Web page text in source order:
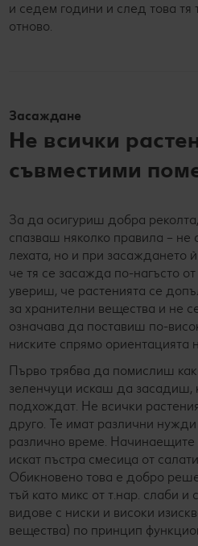
и седем години и след това тя
отново.
Засаждане
Не всички
съвместими
За да осигуриш добра
спазваш няколко правила – не
лехата, но и при засаждането
че тя се засажда по-нагъсто
увериш, че растенията се
за хранителни вещества и не
означава да поставиш по-
ниските спрямо ориентацията
Първо трябва да помислиш
зеленчуци искаш да засадиш,
подхождат. Не всички
друго. Те имат различни
различно време. Начинаещите
искат пъстра смесица от
Обикновено това е добро
тъй като микс от т.нар. слаби и
видове с ниски и високи
вещества) по принцип